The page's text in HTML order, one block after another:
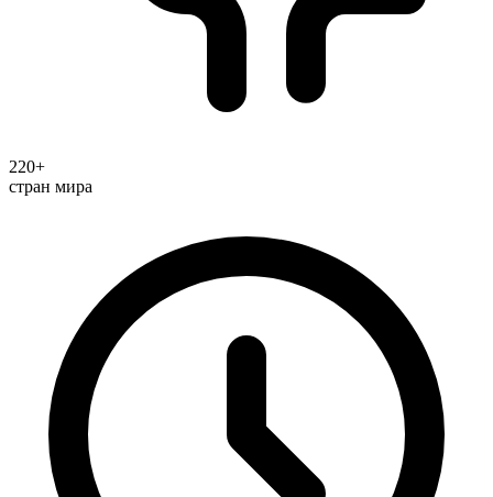
220+
стран мира